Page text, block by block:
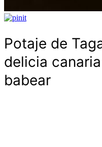
Potaje de
delicia
babear